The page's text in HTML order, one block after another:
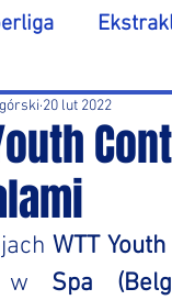
20 lut 2022
WTT
w Spa